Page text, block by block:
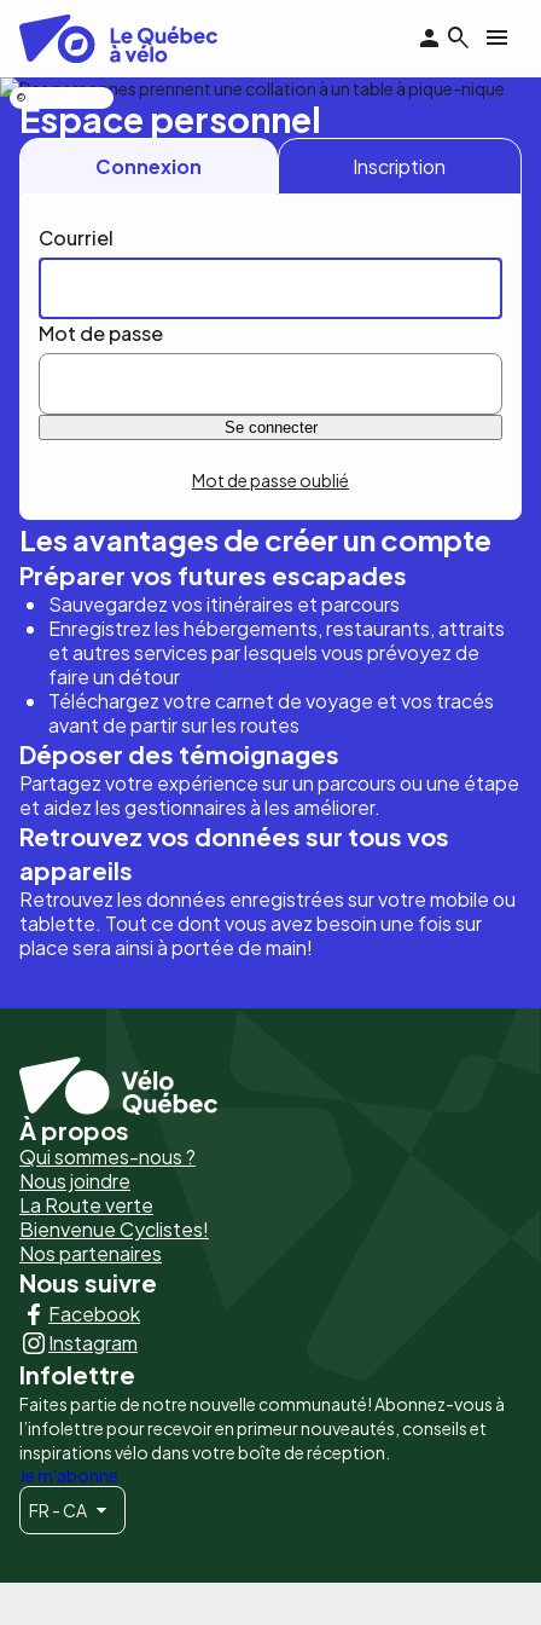
contenu
principal
Espace personnel
Connexion Inscription
Courriel
Mot de passe
Mot de passe oublié
Les avantages de créer un compte
Préparer vos futures escapades
Sauvegardez vos itinéraires et parcours
Enregistrez les hébergements, restaurants, attraits
et autres services par lesquels vous prévoyez de
faire un détour
Téléchargez votre carnet de voyage et vos tracés
avant de partir sur les routes
Déposer des témoignages
Partagez votre expérience sur un parcours ou une étape
et aidez les gestionnaires à les améliorer.
Retrouvez vos données sur tous vos
appareils
Retrouvez les données enregistrées sur votre mobile ou
tablette. Tout ce dont vous avez besoin une fois sur
place sera ainsi à portée de main!
Pied
de
page
-
Liens
principaux
À propos
Qui sommes-nous ?
Nous joindre
La Route verte
Bienvenue Cyclistes!
Nos partenaires
Nous suivre
Facebook
Instagram
Infolettre
Faites partie de notre nouvelle communauté! Abonnez-vous à
l’infolettre pour recevoir en primeur nouveautés, conseils et
inspirations vélo dans votre boîte de réception.
Je m'abonne
FR - CA